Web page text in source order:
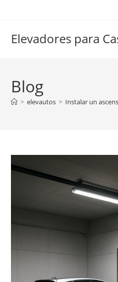
Elevadores para
Blog
> elevautos > Instalar un